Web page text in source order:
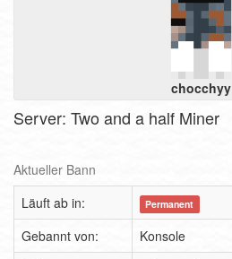
chocchyy
Server: Two and a half Miner
Aktueller Bann
Läuft ab in:
Permanent
Gebannt von:
Konsole